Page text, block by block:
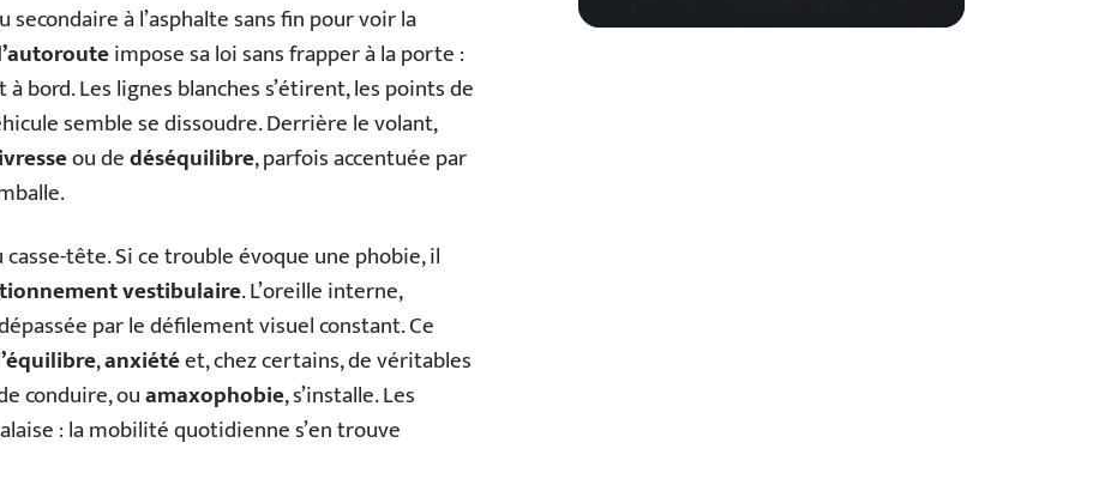
à l’asphalte sans fin pour voir la
impose sa loi sans frapper à la porte :
à bord. Les lignes blanches s’étirent, les points de
semble se dissoudre. Derrière le volant,
ivresseou dedéséquilibre, parfois accentuée par
tête. Si ce trouble évoque une phobie, il
vestibulaire. L’oreille interne,
par le défilement visuel constant. Ce
,anxiétéet, chez certains, de véritables
conduire, ouamaxophobie, s’installe. Les
: la mobilité quotidienne s’en trouve